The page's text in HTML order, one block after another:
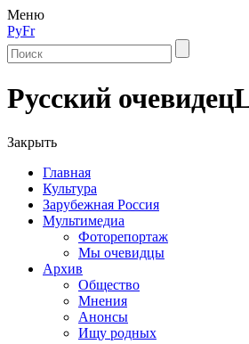
Меню
РуFr
Русский очевидец
Закрыть
Главная
Культура
Зарубежная Россия
Мультимедиа
Фоторепортаж
Мы очевидцы
Архив
Общество
Мнения
Анонсы
Ищу родных